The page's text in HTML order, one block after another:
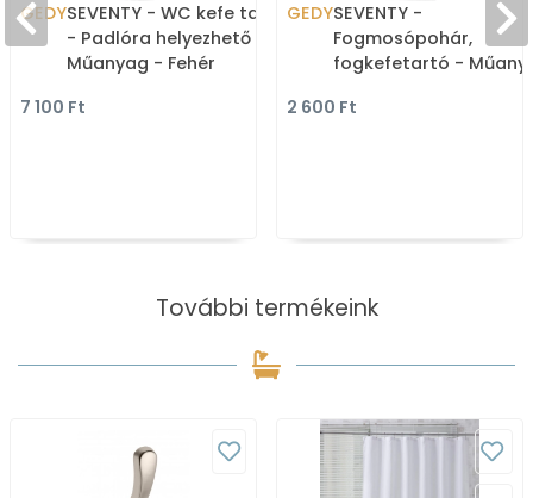
GEDYSEVENTY - WC kefe tartó
- Padlóra helyezhető -
Műanyag - Fehér
7 100 Ft
GEDYSEVENTY -
Fogmosópohár,
fogkefetartó -
2 600 Ft
További termékeink